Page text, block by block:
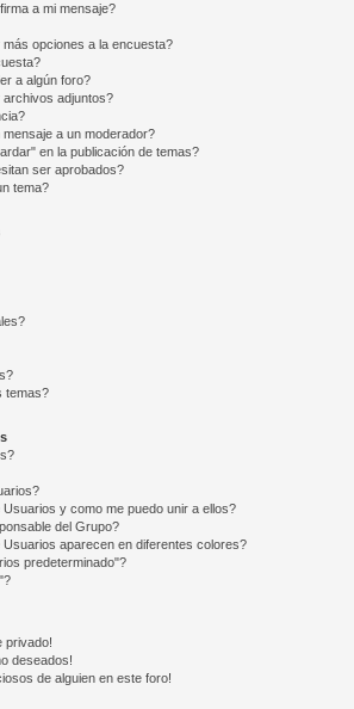
a mi mensaje?
opciones a la encuesta?
a algún foro?
archivos adjuntos?
a un moderador?
en la publicación de temas?
ser aprobados?
tema?
temas?
y como me puedo unir a ellos?
del Grupo?
aparecen en diferentes colores?
predeterminado"?
privado!
deseados!
de alguien en este foro!